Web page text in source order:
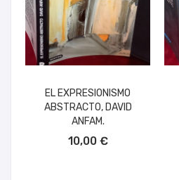
EL EXPRESIONISMO
ABSTRACTO, DAVID
ANFAM.
10,00 €